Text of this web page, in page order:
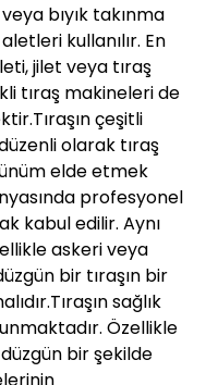
bıyık takınma
kullanılır. En
jilet veya tıraş
tıraş makineleri de
çeşitli
olarak tıraş
elde etmek
profesyonel
kabul edilir. Aynı
askeri veya
bir tıraşın bir
sağlık
Özellikle
düzgün bir şekilde